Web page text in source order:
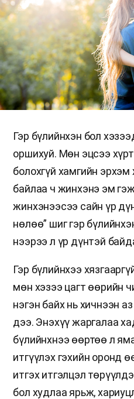
Гэр бүлийнхэн бол
оршихуй. Мөн эцсээ
болохгүй хамгийн
байлаа ч жинхэнэ эм
жинхэнээсээ сайн үр
нөлөө” шиг гэр
нээрээ л үр дүнтэй
Гэр бүлийнхээ
мөн хэзээ цагт өөрийн
нэгэн байх нь хичнээн
дээ. Энэхүү жаргалаа
бүлийнхнээ өөртөө л
итгүүлэх гэхийн оронд
итгэх итгэлцэл
бол худлаа ярьж,